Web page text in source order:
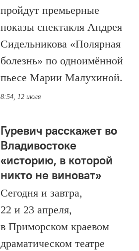
пройдут премьерные
показы спектакля Андрея
Сидельникова «Полярная
болезнь» по одноимённой
пьесе Марии Малухиной.
8:54, 12 июля
Гуревич расскажет во
Владивостоке
«историю, в которой
никто не виноват»
Сегодня и завтра,
22 и 23 апреля,
в Приморском краевом
драматическом театре